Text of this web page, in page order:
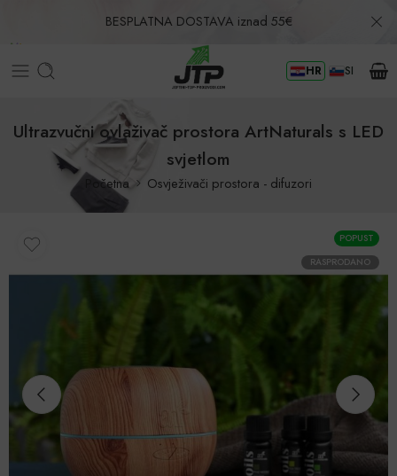
BESPLATNA DOSTAVA iznad 55€
Povrat u roku od 30 dana! HR SI
Ultrazvučni ovlaživač prostora ArtNaturals s LED
svjetlom
Početna Osvježivači prostora - difuzori
POPUST
RASPRODANO